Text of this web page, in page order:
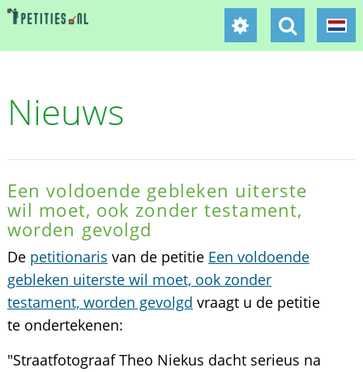
Nieuws
Een voldoende gebleken uiterste
wil moet, ook zonder testament,
worden gevolgd
De petitionaris van de petitie Een voldoende
gebleken uiterste wil moet, ook zonder
testament, worden gevolgd vraagt u de petitie
te ondertekenen:
"Straatfotograaf Theo Niekus dacht serieus na